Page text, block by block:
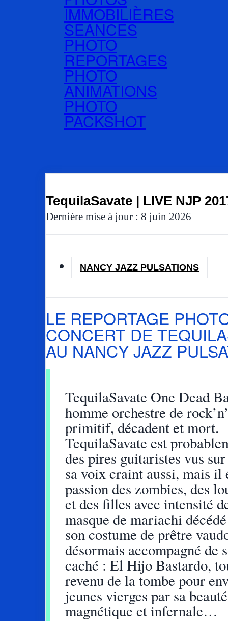
IMMOBILIÈRES
SÉANCES
PHOTO
REPORTAGES
PHOTO
ANIMATIONS
PHOTO
PACKSHOT
TequilaSavate | LIVE NJP
Dernière mise à jour : 8 juin 2026
NANCY JAZZ PULSATIONS
LE REPORTAGE
CONCERT DE
AU NANCY JAZZ
TequilaSavate One Dead
homme orchestre de
primitif, décadent et mort.
TequilaSavate est
des pires guitaristes vus
sa voix craint aussi, mais il
passion des zombies, des
et des filles avec intensité
masque de mariachi
son costume de prêtre
désormais accompagné de
caché : El Hijo Bastardo,
revenu de la tombe pour
jeunes vierges par sa beauté
magnétique et infernale…